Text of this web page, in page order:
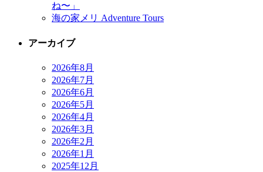
ね〜」
海の家メリ Adventure Tours
アーカイブ
2026年8月
2026年7月
2026年6月
2026年5月
2026年4月
2026年3月
2026年2月
2026年1月
2025年12月